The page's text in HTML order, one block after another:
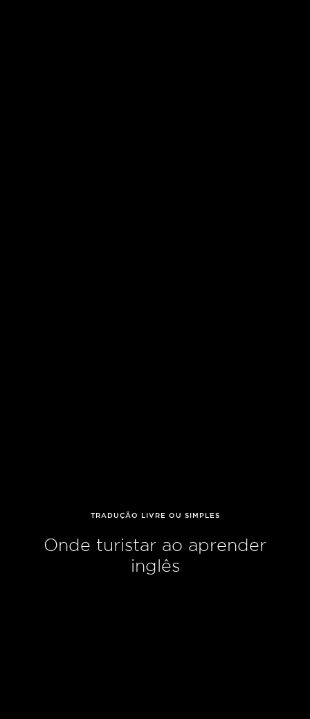
TRADUÇÃO LIVRE OU SIMPLES
Onde turistar ao aprender
inglês